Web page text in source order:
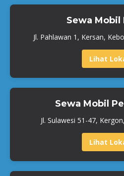
Sewa Mobil
Jl. Pahlawan 1, Kersan,
Lihat
Sewa Mobil
Jl. Sulawesi 51-47,
Lihat